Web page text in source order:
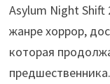
Asylum Night Shift
жанре хоррор,
которая